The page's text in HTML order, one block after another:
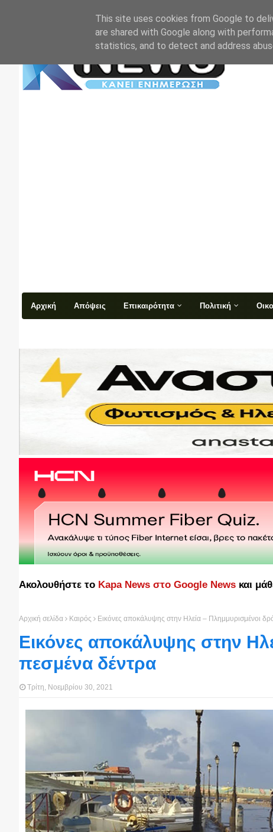
Αρχική Απόψεις Επικαιρότητα Πολιτική
Ακολουθήστε το Kapa News στο Google News και
Αρχική σελίδα Καιρός Εικόνες αποκάλυψης στην Ηλεία – Πλημμυρισμένοι
Εικόνες αποκάλυψης στην
πεσμένα δέντρα
Τρίτη, Νοεμβρίου 30, 2021
This site uses cookies from Google to
are shared with Google along with
statistics, and to detect and address